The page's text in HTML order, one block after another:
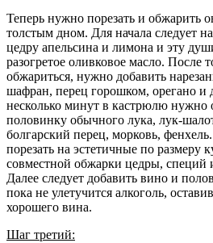
Теперь нужно порезать и обжарить
толстым дном. Для начала следует
цедру апельсина и лимона и эту
разогретое оливковое масло. После
обжариться, нужно добавить
шафран, перец горошком, орегано и
несколько минут в кастрюлю нужно
половинку обычного лука, лук-
болгарский перец, морковь,
порезать на эстетичные по размеру
совместной обжарки цедры, специй
Далее следует добавить вино и
пока не улетучится алкоголь,
хорошего вина.
Шаг третий: